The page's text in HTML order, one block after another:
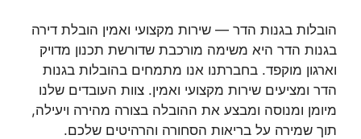
הובלות בגנות הדר — שירות מקצועי ואמין הובלת דירה
בגנות הדר היא משימה מורכבת שדורשת תכנון מדויק
וארגון מוקפד. בחברתנו אנו מתמחים בהובלות בגנות
הדר ומציעים שירות מקצועי ואמין. צוות העובדים שלנו
מיומן ומנוסה ומבצע את ההובלה בצורה מהירה ויעילה,
תוך שמירה על בריאות הסחורה והרהיטים שלכם.